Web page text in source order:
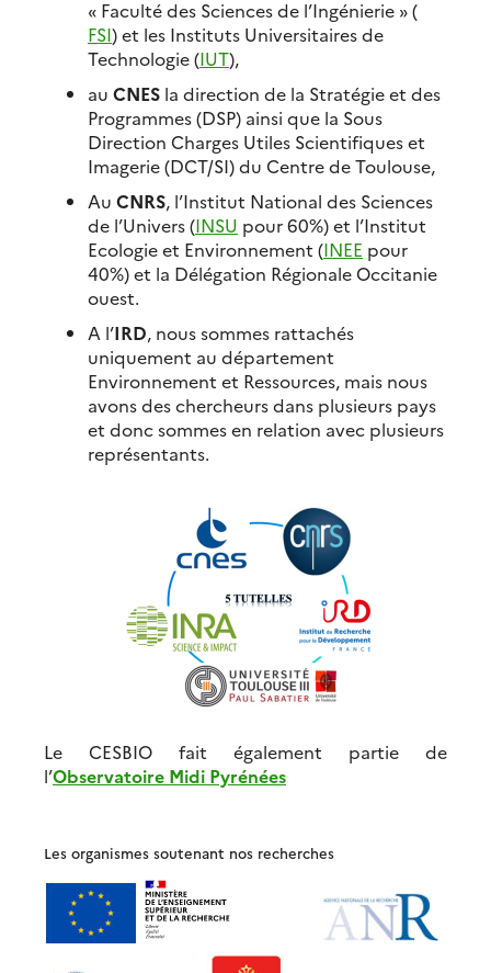
« Faculté des Sciences de l’Ingénierie » (
FSI) et les Instituts Universitaires de
Technologie (IUT),
au CNES la direction de la Stratégie et des
Programmes (DSP) ainsi que la Sous
Direction Charges Utiles Scientifiques et
Imagerie (DCT/SI) du Centre de Toulouse,
Au CNRS, l’Institut National des Sciences
de l’Univers (INSU pour 60%) et l’Institut
Ecologie et Environnement (INEE pour
40%) et la Délégation Régionale Occitanie
ouest.
A l’IRD, nous sommes rattachés
uniquement au département
Environnement et Ressources, mais nous
avons des chercheurs dans plusieurs pays
et donc sommes en relation avec plusieurs
représentants.
Le CESBIO fait également partie de
l’Observatoire Midi Pyrénées
Les organismes soutenant nos recherches